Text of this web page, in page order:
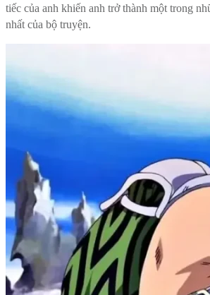
tiếc của anh khiến anh trở thành một trong
nhất của bộ truyện.